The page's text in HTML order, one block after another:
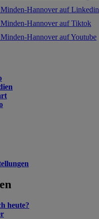
Hannover auf Linkedin
Hannover auf Tiktok
Hannover auf Youtube
heute?